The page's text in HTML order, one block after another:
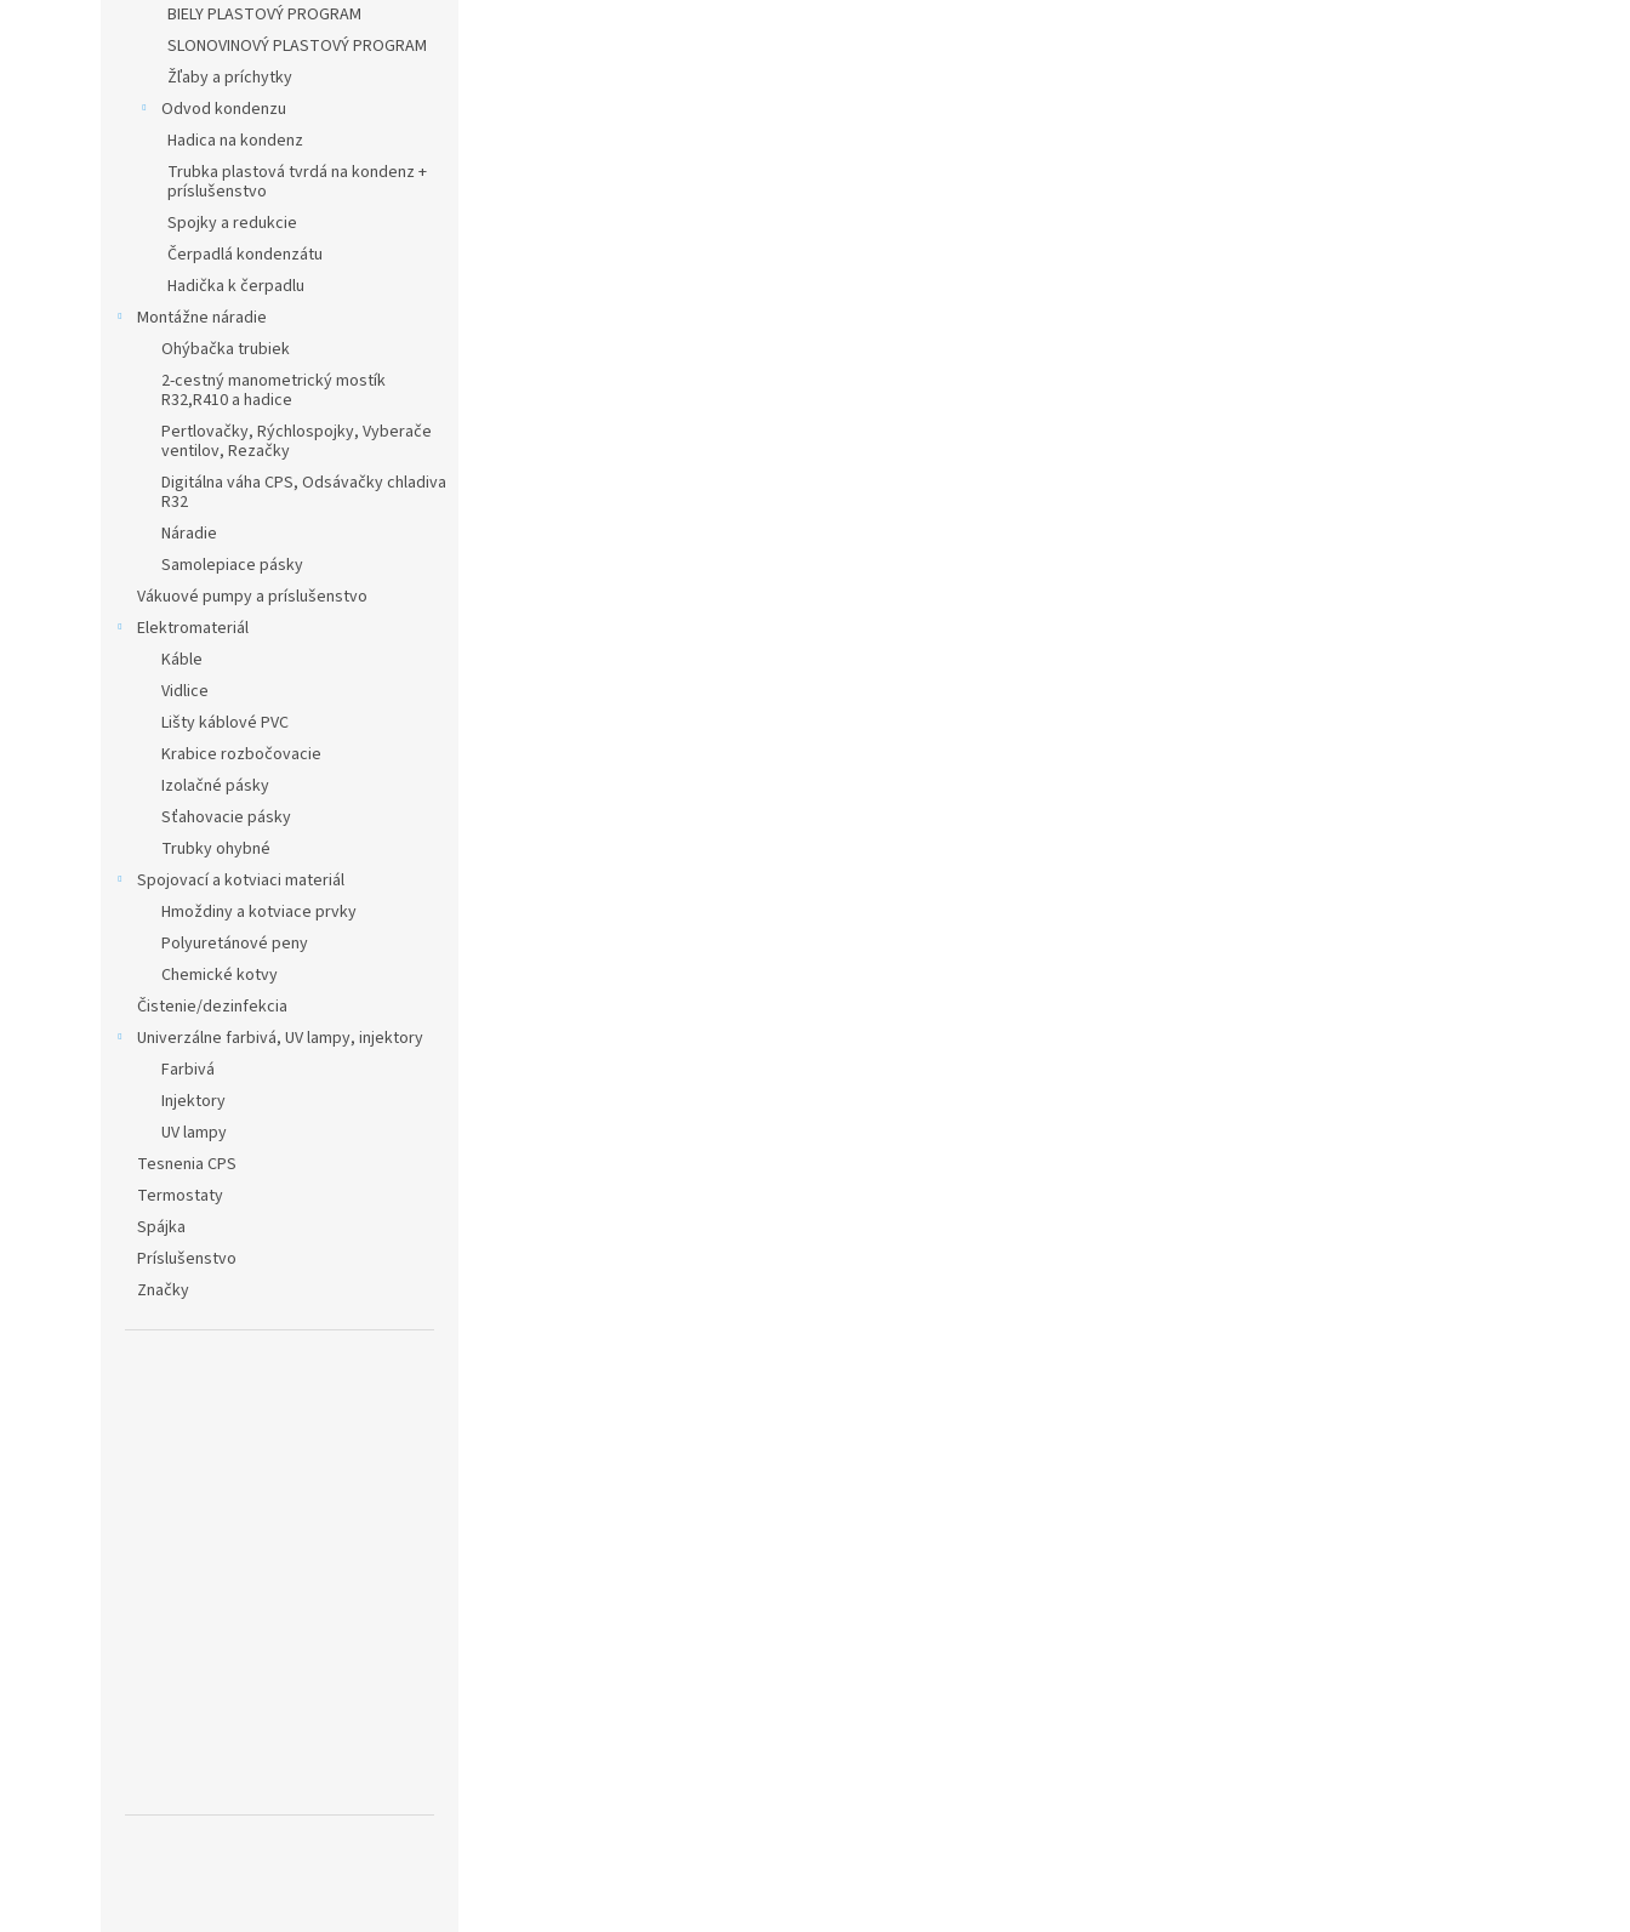
BIELY PLASTOVÝ PROGRAM
SLONOVINOVÝ PLASTOVÝ PROGRAM
Žľaby a príchytky
Odvod kondenzu
Hadica na kondenz
Trubka plastová tvrdá na kondenz +
príslušenstvo
Spojky a redukcie
Čerpadlá kondenzátu
Hadička k čerpadlu
Montážne náradie
Ohýbačka trubiek
2-cestný manometrický mostík
R32,R410 a hadice
Pertlovačky, Rýchlospojky, Vyberače
ventilov, Rezačky
Digitálna váha CPS, Odsávačky chladiva
R32
Náradie
Samolepiace pásky
Vákuové pumpy a príslušenstvo
Elektromateriál
Káble
Vidlice
Lišty káblové PVC
Krabice rozbočovacie
Izolačné pásky
Sťahovacie pásky
Trubky ohybné
Spojovací a kotviaci materiál
Hmoždiny a kotviace prvky
Polyuretánové peny
Chemické kotvy
Čistenie/dezinfekcia
Univerzálne farbivá, UV lampy, injektory
Farbivá
Injektory
UV lampy
Tesnenia CPS
Termostaty
Spájka
Príslušenstvo
Značky